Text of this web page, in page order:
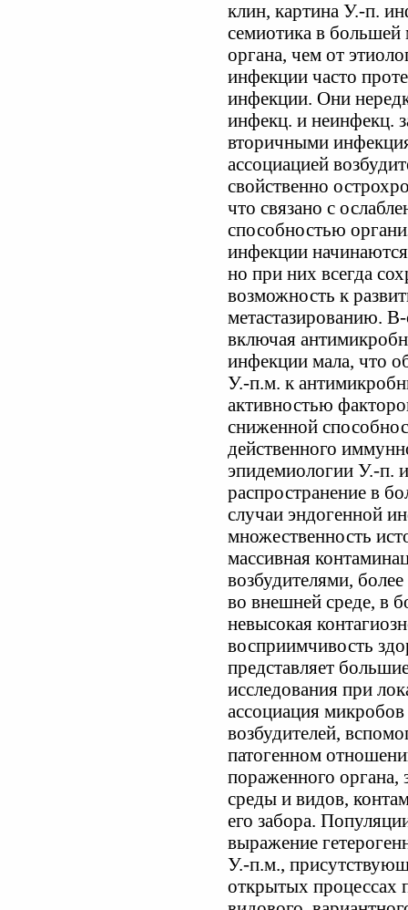
клин, картина У.-п.
семиотика в большей
органа, чем от
инфекции часто
инфекции. Они
инфекц. и неинфекц.
вторичными
ассоциацией
свойственно
что связано с
способностью
инфекции
но при них всегда
возможность к
метастазированию.
включая
инфекции мала, что
У.-п.м. к
активностью
сниженной
действенного
эпидемиологии У.-п.
распространение в
случаи эндогенной
множественность
массивная
возбудителями,
во внешней среде, в
невысокая
восприимчивость
представляет
исследования при
ассоциация
возбудителей,
патогенном
пораженного органа,
среды и видов,
его забора.
выражение
У.-п.м.,
открытых процессах